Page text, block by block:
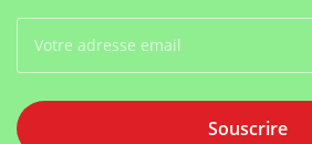
Souscrire